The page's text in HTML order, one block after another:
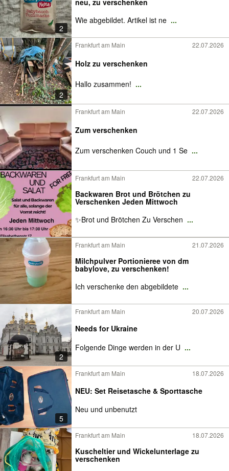
2
neu, zu verschenken
Wie abgebildet. Artikel ist ne ...
2
Frankfurt am Main 22.07.2026
Holz zu verschenken
Hallo zusammen! ...
Frankfurt am Main 22.07.2026
Zum verschenken
Zum verschenken Couch und 1 Se ...
Frankfurt am Main 22.07.2026
Backwaren Brot und Brötchen zu
Verschenken Jeden Mittwoch
✨Brot und Brötchen Zu Verschen ...
Frankfurt am Main 21.07.2026
Milchpulver Portionieree von dm
babylove, zu verschenken!
Ich verschenke den abgebildete ...
2
Frankfurt am Main 20.07.2026
Needs for Ukraine
Folgende Dinge werden in der U ...
5
Frankfurt am Main 18.07.2026
NEU: Set Reisetasche & Sporttasche
Neu und unbenutzt
Frankfurt am Main 18.07.2026
Kuscheltier und Wickelunterlage zu
verschenken